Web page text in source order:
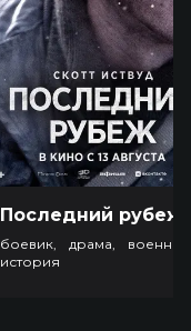
боевик, драма,
история